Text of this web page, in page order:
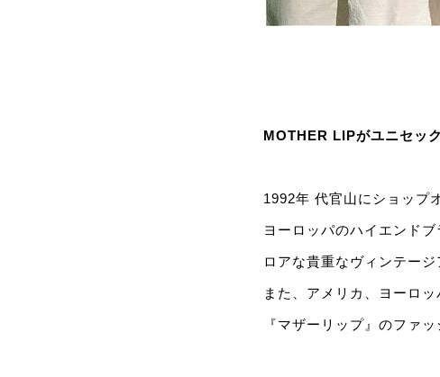
MOTHER LIPがユニセッ
1992年 代官山にショップ
ヨーロッパのハイエンド
ロアな貴重なヴィンテー
また、アメリカ、ヨーロ
『マザーリップ』のファ